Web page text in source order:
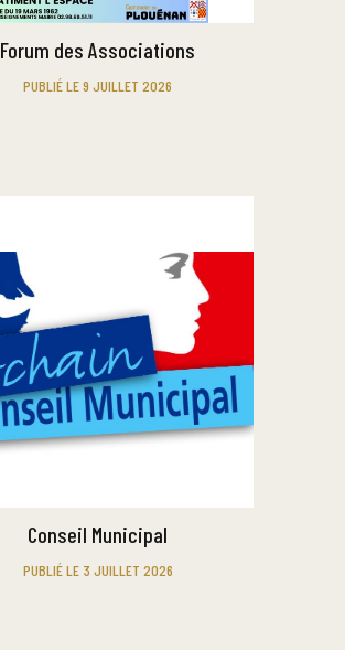
Forum des Associations
PUBLIÉ LE 9 JUILLET 2026
Conseil Municipal
PUBLIÉ LE 3 JUILLET 2026